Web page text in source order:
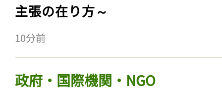
主張の在り方～
10分前
政府・国際機関・NGO